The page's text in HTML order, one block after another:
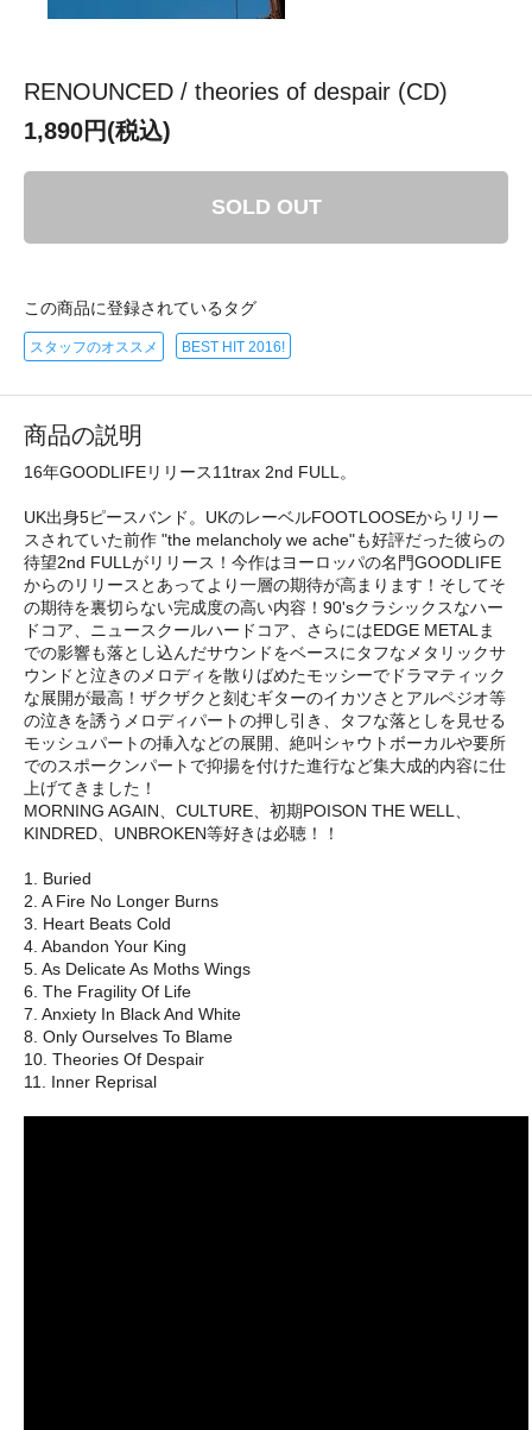
RENOUNCED / theories of despair (CD)
1,890円(税込)
SOLD OUT
この商品に登録されているタグ
スタッフのオススメ BEST HIT 2016!
商品の説明
16年GOODLIFEリリース11trax 2nd FULL。
UK出身5ピースバンド。UKのレーベルFOOTLOOSEからリリー
スされていた前作 "the melancholy we ache"も好評だった彼らの
待望2nd FULLがリリース！今作はヨーロッパの名門GOODLIFE
からのリリースとあってより一層の期待が高まります！そしてそ
の期待を裏切らない完成度の高い内容！90'sクラシックスなハー
ドコア、ニュースクールハードコア、さらにはEDGE METALま
での影響も落とし込んだサウンドをベースにタフなメタリックサ
ウンドと泣きのメロディを散りばめたモッシーでドラマティック
な展開が最高！ザクザクと刻むギターのイカツさとアルペジオ等
の泣きを誘うメロディパートの押し引き、タフな落としを見せる
モッシュパートの挿入などの展開、絶叫シャウトボーカルや要所
でのスポークンパートで抑揚を付けた進行など集大成的内容に仕
上げてきました！
MORNING AGAIN、CULTURE、初期POISON THE WELL、
KINDRED、UNBROKEN等好きは必聴！！
1. Buried
2. A Fire No Longer Burns
3. Heart Beats Cold
4. Abandon Your King
5. As Delicate As Moths Wings
6. The Fragility Of Life
7. Anxiety In Black And White
8. Only Ourselves To Blame
10. Theories Of Despair
11. Inner Reprisal